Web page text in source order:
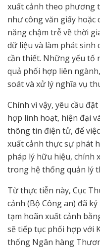
xuất cảnh theo phương
như công văn giấy hoặc
năng chậm trễ về thời
dữ liệu và làm phát sinh
cần thiết. Những yếu tố
quả phối hợp liên
soát và xử lý nghĩa vụ
Chính vì vậy, yêu cầu
hợp linh hoạt, hiện đại
thông tin điện tử, để
xuất cảnh thực sự phát
pháp lý hữu hiệu, chính
trong hệ thống quản lý
Từ thực tiễn này, Cục
cảnh (Bộ Công an) đã
tạm hoãn xuất cảnh
sẽ tiếp tục phối hợp với
thống Ngân hàng